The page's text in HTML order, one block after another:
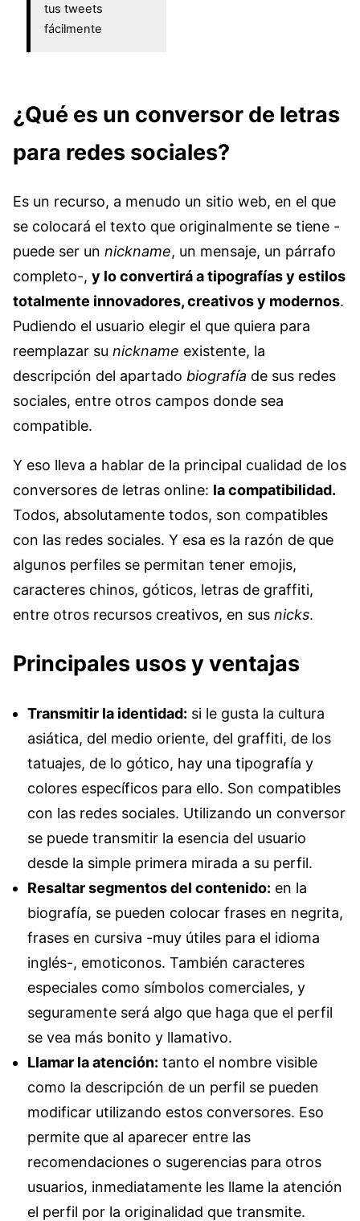
tus tweets
fácilmente
¿Qué es un conversor de letras
para redes sociales?
Es un recurso, a menudo un sitio web, en el que
se colocará el texto que originalmente se tiene -
puede ser un nickname, un mensaje, un párrafo
completo-, y lo convertirá a tipografías y estilos
totalmente innovadores, creativos y modernos.
Pudiendo el usuario elegir el que quiera para
reemplazar su nickname existente, la
descripción del apartado biografía de sus redes
sociales, entre otros campos donde sea
compatible.
Y eso lleva a hablar de la principal cualidad de los
conversores de letras online: la compatibilidad.
Todos, absolutamente todos, son compatibles
con las redes sociales. Y esa es la razón de que
algunos perfiles se permitan tener emojis,
caracteres chinos, góticos, letras de graffiti,
entre otros recursos creativos, en sus nicks.
Principales usos y ventajas
Transmitir la identidad: si le gusta la cultura
asiática, del medio oriente, del graffiti, de los
tatuajes, de lo gótico, hay una tipografía y
colores específicos para ello. Son compatibles
con las redes sociales. Utilizando un conversor
se puede transmitir la esencia del usuario
desde la simple primera mirada a su perfil.
Resaltar segmentos del contenido: en la
biografía, se pueden colocar frases en negrita,
frases en cursiva -muy útiles para el idioma
inglés-, emoticonos. También caracteres
especiales como símbolos comerciales, y
seguramente será algo que haga que el perfil
se vea más bonito y llamativo.
Llamar la atención: tanto el nombre visible
como la descripción de un perfil se pueden
modificar utilizando estos conversores. Eso
permite que al aparecer entre las
recomendaciones o sugerencias para otros
usuarios, inmediatamente les llame la atención
el perfil por la originalidad que transmite.